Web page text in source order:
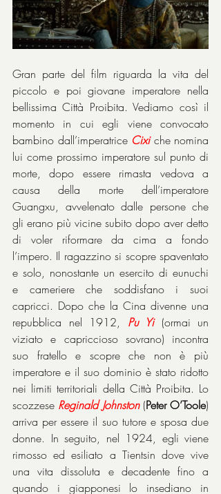
Gran parte del film riguarda la vita del
piccolo e poi giovane imperatore nella
bellissima Città Proibita. Vediamo così il
momento in cui egli viene convocato
bambino dall’imperatrice Cixi che nomina
lui come prossimo imperatore sul punto di
morte, dopo essere rimasta vedova a
causa della morte dell’imperatore
Guangxu, avvelenato dalle persone che
gli erano più vicine subito dopo aver detto
di voler riformare da cima a fondo
l’impero. Il ragazzino si scopre spaventato
e solo, nonostante un esercito di eunuchi
e cameriere che soddisfano i suoi
capricci. Dopo che la Cina divenne una
repubblica nel 1912, Pu Yi (ormai un
viziato e capriccioso sovrano) incontra
suo fratello e scopre che non è più
imperatore e il suo dominio è stato ridotto
nei limiti territoriali della Città Proibita. Lo
scozzese Reginald Johnston (Peter O’Toole)
arriva per essere il suo tutore e sposa due
donne. In seguito, nel 1924, egli viene
rimosso ed esiliato a Tientsin dove vive
una vita dissoluta e decadente fino a
quando i giapponesi lo insediano in